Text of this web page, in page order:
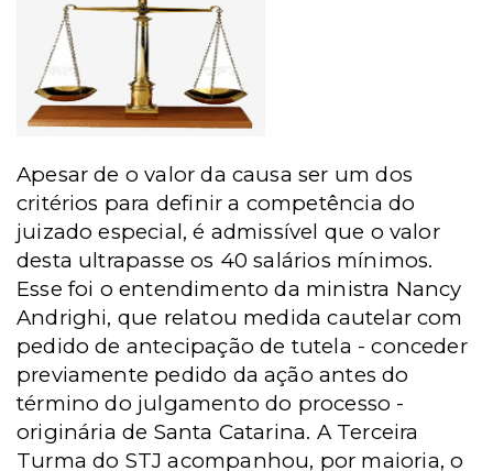
Apesar de o valor da causa ser um dos
critérios para definir a competência do
juizado especial, é admissível que o valor
desta ultrapasse os 40 salários mínimos.
Esse foi o entendimento da ministra Nancy
Andrighi, que relatou medida cautelar com
pedido de antecipação de tutela - conceder
previamente pedido da ação antes do
término do julgamento do processo -
originária de Santa Catarina. A Terceira
Turma do STJ acompanhou, por maioria, o